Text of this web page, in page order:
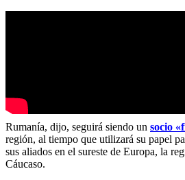
«Confiamos poder utilizar también
instalaciones creadas para apoyar
valor añadido
. Rumanía
infraestructuras en bruto, los
los recursos energéticos y
emplazamiento regional
Rumanía, dijo, seguirá siendo un socio
región, al tiempo que utilizará su papel
sus aliados en el sureste de Europa, la
Cáucaso.